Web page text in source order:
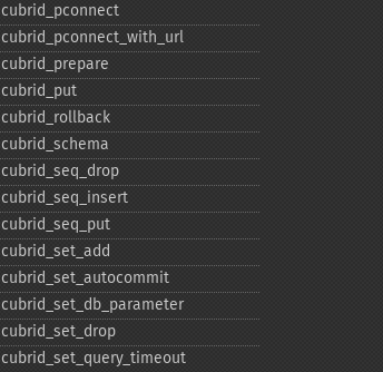
cubrid_​pconnect
cubrid_​pconnect_​with_​url
cubrid_​prepare
cubrid_​put
cubrid_​rollback
cubrid_​schema
cubrid_​seq_​drop
cubrid_​seq_​insert
cubrid_​seq_​put
cubrid_​set_​add
cubrid_​set_​autocommit
cubrid_​set_​db_​parameter
cubrid_​set_​drop
cubrid_​set_​query_​timeout